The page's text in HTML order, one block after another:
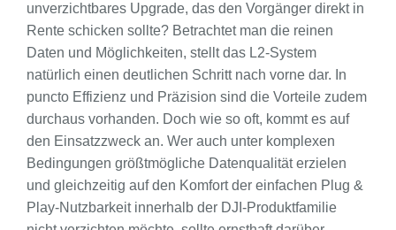
unverzichtbares Upgrade, das den Vorgänger direkt in
Rente schicken sollte? Betrachtet man die reinen
Daten und Möglichkeiten, stellt das L2-System
natürlich einen deutlichen Schritt nach vorne dar. In
puncto Effizienz und Präzision sind die Vorteile zudem
durchaus vorhanden. Doch wie so oft, kommt es auf
den Einsatzzweck an. Wer auch unter komplexen
Bedingungen größtmögliche Datenqualität erzielen
und gleichzeitig auf den Komfort der einfachen Plug &
Play-Nutzbarkeit innerhalb der DJI-Produktfamilie